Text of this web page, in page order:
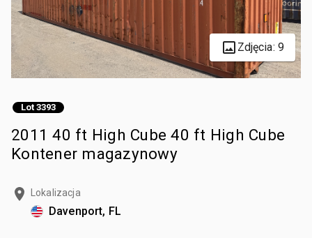
Zdjęcia: 9
Lot 3393
2011 40 ft High Cube 40 ft High Cube
Kontener magazynowy
Lokalizacja
Davenport, FL